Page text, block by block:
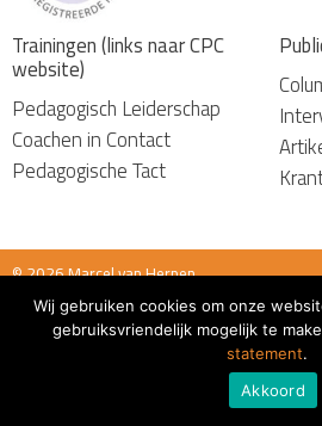
Trainingen (links naar CPC
website)
Pedagogisch Leiderschap
Coachen in Contact
Pedagogische Tact
© 2026 Marcel van Herpen
Algemene voorwaarden
Wij gebruiken cookies om onze
gebruiksvriendelijk mogelijk te
statement.
Akkoord